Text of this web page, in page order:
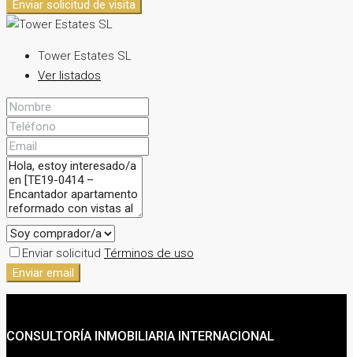
Enviar solicitud de visita
Tower Estates SL
Ver listados
Enviar solicitud Términos de uso
Enviar email
CONSULTORÍA INMOBILIARIA INTERNACIONAL